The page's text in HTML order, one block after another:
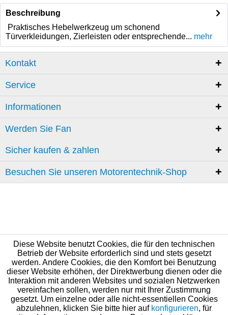
Beschreibung
Praktisches Hebelwerkzeug um schonend
Türverkleidungen, Zierleisten oder entsprechende... mehr
Kontakt
Service
Informationen
Werden Sie Fan
Sicher kaufen & zahlen
Besuchen Sie unseren Motorentechnik-Shop
Diese Website benutzt Cookies, die für den technischen
Betrieb der Website erforderlich sind und stets gesetzt
werden. Andere Cookies, die den Komfort bei Benutzung
dieser Website erhöhen, der Direktwerbung dienen oder die
Interaktion mit anderen Websites und sozialen Netzwerken
vereinfachen sollen, werden nur mit Ihrer Zustimmung
gesetzt. Um einzelne oder alle nicht-essentiellen Cookies
abzulehnen, klicken Sie bitte hier auf konfigurieren, für